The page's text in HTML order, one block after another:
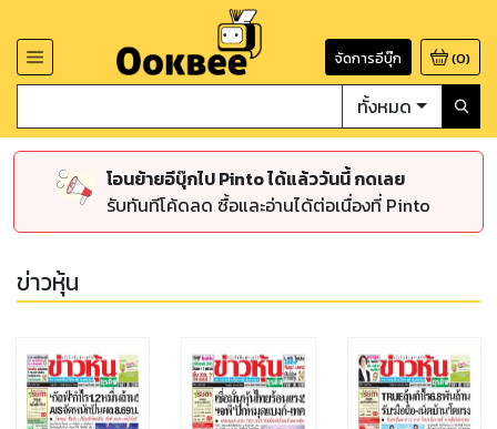
จัดการอีบุ๊ก (0)
ทั้งหมด
โอนย้ายอีบุ๊กไป Pinto ได้แล้ววันนี้ กดเลย
รับทันทีโค้ดลด ซื้อและอ่านได้ต่อเนื่องที่ Pinto
ข่าวหุ้น